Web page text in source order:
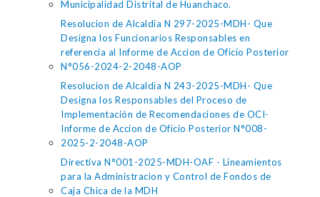
Municipalidad Distrital de Huanchaco.
Resolucion de Alcaldia N 297-2025-MDH- Que
Designa los Funcionarios Responsables en
referencia al Informe de Accion de Oficio Posterior
N°056-2024-2-2048-AOP
Resolucion de Alcaldia N 243-2025-MDH- Que
Designa los Responsables del Proceso de
Implementación de Recomendaciones de OCI-
Informe de Accion de Oficio Posterior N°008-
2025-2-2048-AOP
Directiva N°001-2025-MDH-OAF - Lineamientos
para la Administracion y Control de Fondos de
Caja Chica de la MDH